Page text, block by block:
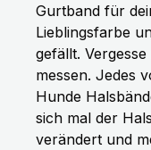
Gurtband für
Lieblingsfarbe
gefällt.
messen. Jedes
Hunde
sich mal der
verändert und